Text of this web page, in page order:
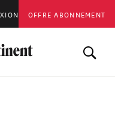
OFFRE ABONNEMENT